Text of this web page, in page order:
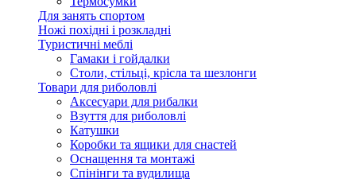
Для занять спортом
Ножі похідні і розкладні
Туристичні меблі
Гамаки і гойдалки
Столи, стільці, крісла та шезлонги
Товари для риболовлі
Аксесуари для рибалки
Взуття для риболовлі
Катушки
Коробки та ящики для снастей
Оснащення та монтажі
Спінінги та вудилища